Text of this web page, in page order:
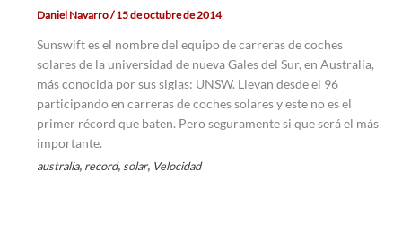
Daniel Navarro/15 de octubre de 2014
Sunswift es el nombre del equipo de carreras de coches
solares de la universidad de nueva Gales del Sur, en Australia,
más conocida por sus siglas: UNSW. Llevan desde el 96
participando en carreras de coches solares y este no es el
primer récord que baten. Pero seguramente si que será el más
importante.
australia, record,solar, Velocidad